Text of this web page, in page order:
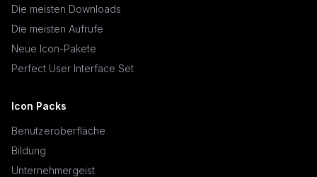
Die meisten Downloads
Die meisten Aufrufe
Neue Icon-Pakete
Perfect User Interface Set
Icon Packs
Benutzeroberfläche
Bildung
Unternehmergeist